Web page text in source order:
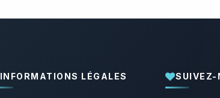
INFORMATIONS LÉGALES SUIVEZ-
Youpi, enfin